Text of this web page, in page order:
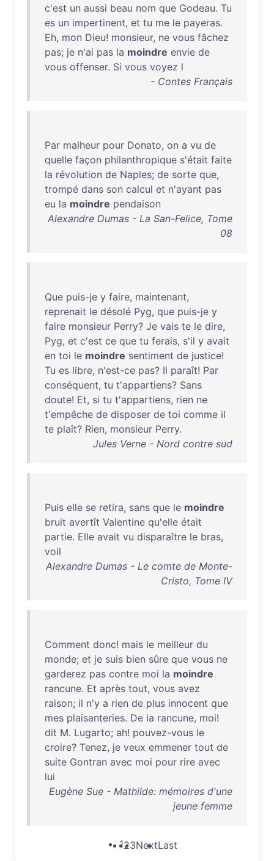
c'est un aussi beau nom que Godeau. Tu
es un impertinent, et tu me le payeras.
Eh, mon Dieu! monsieur, ne vous fâchez
pas; je n'ai pas la moindre envie de
vous offenser. Si vous voyez l
- Contes Français
Par malheur pour Donato, on a vu de
quelle façon philanthropique s'était faite
la révolution de Naples; de sorte que,
trompé dans son calcul et n'ayant pas
eu la moindre pendaison
Alexandre Dumas - La San-Felice, Tome
08
Que puis-je y faire, maintenant,
reprenait le désolé Pyg, que puis-je y
faire monsieur Perry? Je vais te le dire,
Pyg, et c'est ce que tu ferais, s'il y avait
en toi le moindre sentiment de justice!
Tu es libre, n'est-ce pas? Il paraît! Par
conséquent, tu t'appartiens? Sans
doute! Et, si tu t'appartiens, rien ne
t'empêche de disposer de toi comme il
te plaît? Rien, monsieur Perry.
Jules Verne - Nord contre sud
Puis elle se retira, sans que le moindre
bruit avertît Valentine qu'elle était
partie. Elle avait vu disparaître le bras,
voil
Alexandre Dumas - Le comte de Monte-
Cristo, Tome IV
Comment donc! mais le meilleur du
monde; et je suis bien sûre que vous ne
garderez pas contre moi la moindre
rancune. Et après tout, vous avez
raison; il n'y a rien de plus innocent que
mes plaisanteries. De la rancune, moi!
dit M. Lugarto; ah! pouvez-vous le
croire? Tenez, je veux emmener tout de
suite Gontran avec moi pour rire avec
lui
Eugène Sue - Mathilde: mémoires d'une
jeune femme
123NextLast